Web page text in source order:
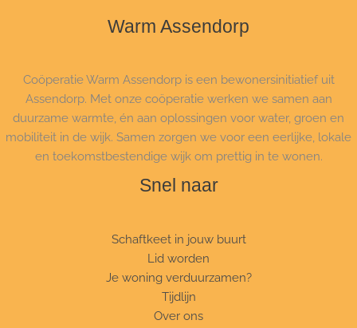
Warm Assendorp
Coöperatie Warm Assendorp is een bewonersinitiatief uit
Assendorp. Met onze coöperatie werken we samen aan
duurzame warmte, én aan oplossingen voor water, groen en
mobiliteit in de wijk. Samen zorgen we voor een eerlijke, lokale
en toekomstbestendige wijk om prettig in te wonen.
Snel naar
Schaftkeet in jouw buurt
Lid worden
Je woning verduurzamen?
Tijdlijn
Over ons